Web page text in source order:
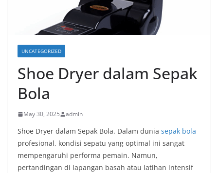
UNCATEGORIZED
Shoe Dryer dalam Sepak
Bola
May 30, 2025 admin
Shoe Dryer dalam Sepak Bola. Dalam dunia sepak bola
profesional, kondisi sepatu yang optimal ini sangat
mempengaruhi performa pemain. Namun,
pertandingan di lapangan basah atau latihan intensif